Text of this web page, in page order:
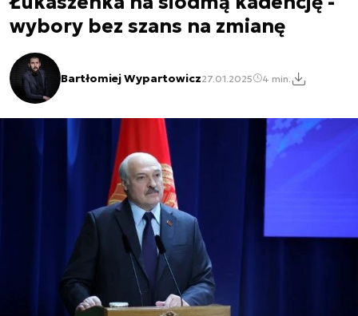
wybory bez szans na zmianę
Bartłomiej Wypartowicz27.01.2025 4 min.